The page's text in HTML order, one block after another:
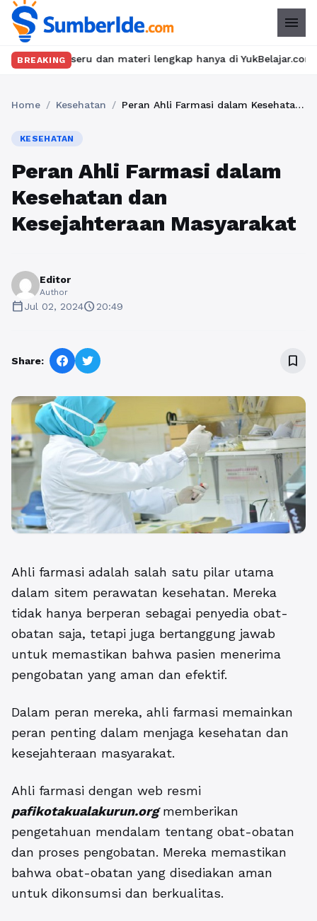
menu
BREAKING
dan materi lengkap hanya di YukBelajar.com. Mulai
Home / Kesehatan / Peran Ahli Farmasi dalam Kesehatan dan Kesejahteraan Masyarakat
KESEHATAN
Peran Ahli Farmasi dalam
Kesehatan dan
Kesejahteraan Masyarakat
Editor
Author
calendar_todayJul 02, 2024schedule20:49
Share: bookmark_border
Ahli farmasi adalah salah satu pilar utama
dalam sitem perawatan kesehatan. Mereka
tidak hanya berperan sebagai penyedia obat-
obatan saja, tetapi juga bertanggung jawab
untuk memastikan bahwa pasien menerima
pengobatan yang aman dan efektif.
Dalam peran mereka, ahli farmasi memainkan
peran penting dalam menjaga kesehatan dan
kesejahteraan masyarakat.
Ahli farmasi dengan web resmi
pafikotakualakurun.orgmemberikan
pengetahuan mendalam tentang obat-obatan
dan proses pengobatan. Mereka memastikan
bahwa obat-obatan yang disediakan aman
untuk dikonsumsi dan berkualitas.